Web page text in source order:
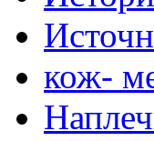
кож-